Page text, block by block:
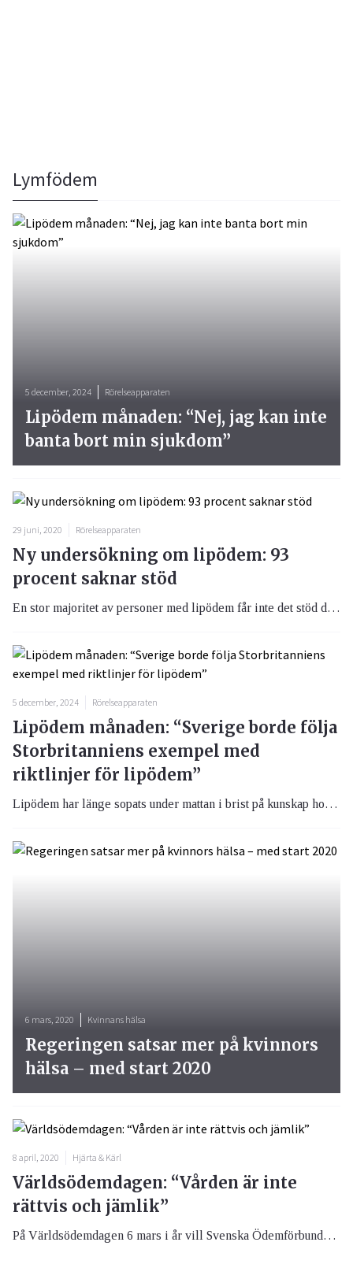
Lymfödem
29 juni, 2020 Rörelseapparaten
Ny undersökning om lipödem: 93
procent saknar stöd
En stor majoritet av personer med lipödem får inte det stöd de behöver. Det visar en enkätundersökning som genomförts av Projekt Lipödem, ett projekt finansierat av Allmänna arvsfonden och drivet av Bräcke diakoni i samarbete med Svenska ödemförbundet, LymfS och NKA.
5 december, 2024 Rörelseapparaten
Lipödem månaden: “Sverige borde följa
Storbritanniens exempel med
riktlinjer för lipödem”
Lipödem har länge sopats under mattan i brist på kunskap hos vården. Margareta Haag, ordförande för Svenska Ödemförbundet, ställer krav på nationella riktlinjer för diagnosen.
5 december, 2024 Rörelseapparaten
Lipödem månaden: “Nej, jag kan inte
banta bort min sjukdom”
6 mars, 2020 Kvinnans hälsa
Regeringen satsar mer på kvinnors
hälsa – med start 2020
8 april, 2020 Hjärta & Kärl
Världsödemdagen: “Vården är inte
rättvis och jämlik”
På Världsödemdagen 6 mars i år vill Svenska Ödemförbundet, SÖF, landets patient- och intresseorganisation för personer med kroniska ödem lyfta lymfsystemet, dess sjukdomar och komplikationer.